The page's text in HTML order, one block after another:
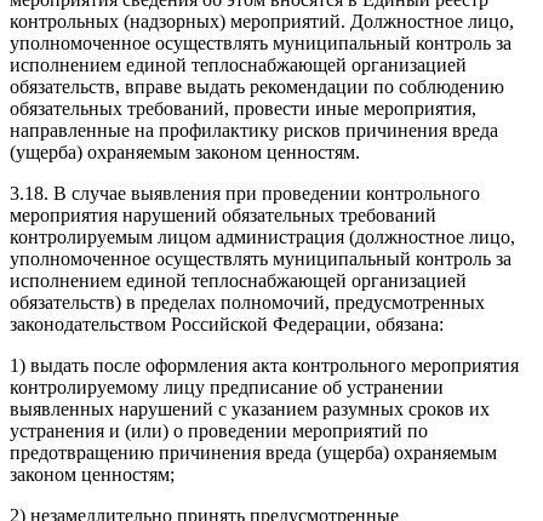
контрольных (надзорных) мероприятий. Должностное лицо,
уполномоченное осуществлять муниципальный контроль за
исполнением единой теплоснабжающей организацией
обязательств, вправе выдать рекомендации по соблюдению
обязательных требований, провести иные мероприятия,
направленные на профилактику рисков причинения вреда
(ущерба) охраняемым законом ценностям.
3.18. В случае выявления при проведении контрольного
мероприятия нарушений обязательных требований
контролируемым лицом администрация (должностное лицо,
уполномоченное осуществлять муниципальный контроль за
исполнением единой теплоснабжающей организацией
обязательств) в пределах полномочий, предусмотренных
законодательством Российской Федерации, обязана:
1) выдать после оформления акта контрольного мероприятия
контролируемому лицу предписание об устранении
выявленных нарушений с указанием разумных сроков их
устранения и (или) о проведении мероприятий по
предотвращению причинения вреда (ущерба) охраняемым
законом ценностям;
2) незамедлительно принять предусмотренные